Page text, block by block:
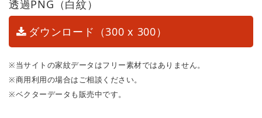
透過PNG（白紋）
ダウンロード（300 x 300）
※当サイトの家紋データはフリー素材ではありません。
※商用利用の場合はご相談ください。
※ベクターデータも販売中です。